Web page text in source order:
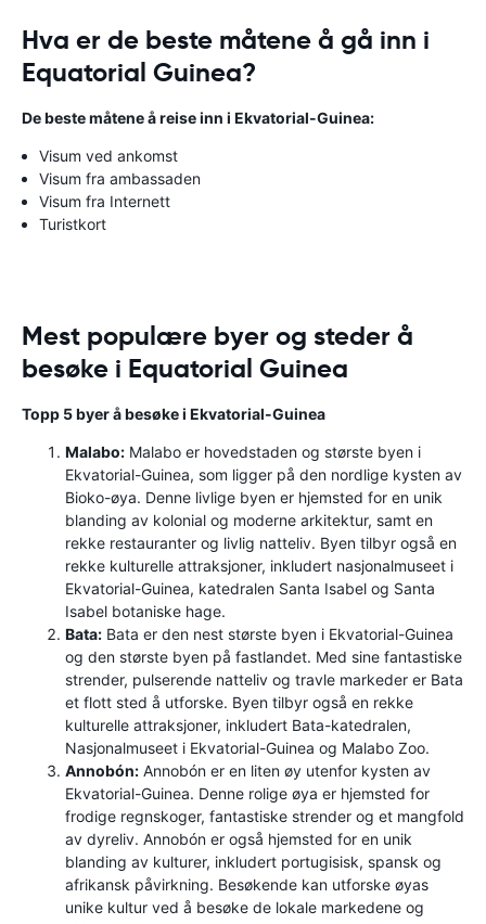
Hva er de beste måtene å gå inn i
Equatorial Guinea?
De beste måtene å reise inn i Ekvatorial-Guinea:
Visum ved ankomst
Visum fra ambassaden
Visum fra Internett
Turistkort
Mest populære byer og steder å
besøke i Equatorial Guinea
Topp 5 byer å besøke i Ekvatorial-Guinea
Malabo: Malabo er hovedstaden og største byen i
Ekvatorial-Guinea, som ligger på den nordlige kysten av
Bioko-øya. Denne livlige byen er hjemsted for en unik
blanding av kolonial og moderne arkitektur, samt en
rekke restauranter og livlig natteliv. Byen tilbyr også en
rekke kulturelle attraksjoner, inkludert nasjonalmuseet i
Ekvatorial-Guinea, katedralen Santa Isabel og Santa
Isabel botaniske hage.
Bata: Bata er den nest største byen i Ekvatorial-Guinea
og den største byen på fastlandet. Med sine fantastiske
strender, pulserende natteliv og travle markeder er Bata
et flott sted å utforske. Byen tilbyr også en rekke
kulturelle attraksjoner, inkludert Bata-katedralen,
Nasjonalmuseet i Ekvatorial-Guinea og Malabo Zoo.
Annobón: Annobón er en liten øy utenfor kysten av
Ekvatorial-Guinea. Denne rolige øya er hjemsted for
frodige regnskoger, fantastiske strender og et mangfold
av dyreliv. Annobón er også hjemsted for en unik
blanding av kulturer, inkludert portugisisk, spansk og
afrikansk påvirkning. Besøkende kan utforske øyas
unike kultur ved å besøke de lokale markedene og